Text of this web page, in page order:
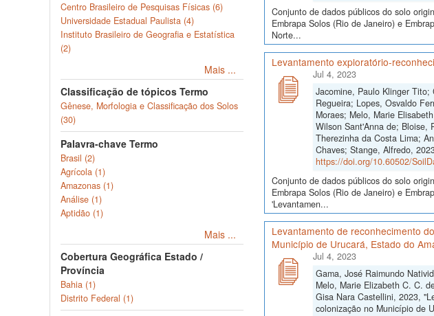
Centro Brasileiro de Pesquisas Físicas (6)
Universidade Estadual Paulista (4)
Instituto Brasileiro de Geografia e Estatística
(2)
Mais ...
Classificação de tópicos Termo
Gênese, Morfologia e Classificação dos Solos
(30)
Palavra-chave Termo
Brasil (2)
Agrícola (1)
Amazonas (1)
Análise (1)
Aptidão (1)
Mais ...
Cobertura Geográfica Estado /
Província
Bahia (1)
Distrito Federal (1)
Conjunto de dados públicos do solo
Embrapa Solos (Rio de Janeiro) e
Norte...
Levantamento exploratório-
Jul 4, 2023
Jacomine, Paulo Klinger
Regueira; Lopes, Osvaldo
Moraes; Melo, Marie
Wilson Sant'Anna de; Bloise,
Therezinha da Costa Lima;
Chaves; Stange, Alfredo,
https://doi.org/10.60502/
Conjunto de dados públicos do solo
Embrapa Solos (Rio de Janeiro) e
'Levantamen...
Levantamento de reconhecimento
Município de Urucará, Estado do
Jul 4, 2023
Gama, José Raimundo
Melo, Marie Elizabeth C. C.
Gisa Nara Castellini, 2023,
colonização no Município de